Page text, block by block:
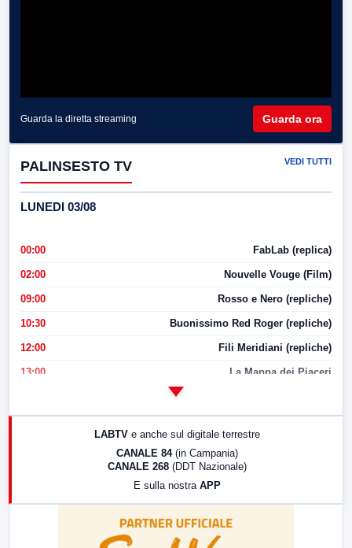
Guarda la diretta streaming Guarda ora
PALINSESTO TV VEDI TUTTI
LUNEDI 03/08
00:00 FabLab (replica)
02:00 Nouvelle Vouge (Film)
09:00 Rosso e Nero (repliche)
10:30 Buonissimo Red Roger (repliche)
12:00 Fili Meridiani (repliche)
13:00 La Mappa dei Piaceri
17:00 LabNews (replica)
LABTV e anche sul digitale terrestre
CANALE 84 (in Campania)
CANALE 268 (DDT Nazionale)
E sulla nostra APP